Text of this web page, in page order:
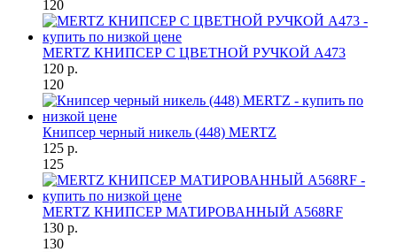
120
MERTZ КНИПСЕР С ЦВЕТНОЙ РУЧКОЙ A473
120 р.
120
Книпсер черный никель (448) MERTZ
125 р.
125
MERTZ КНИПСЕР МАТИРОВАННЫЙ A568RF
130 р.
130